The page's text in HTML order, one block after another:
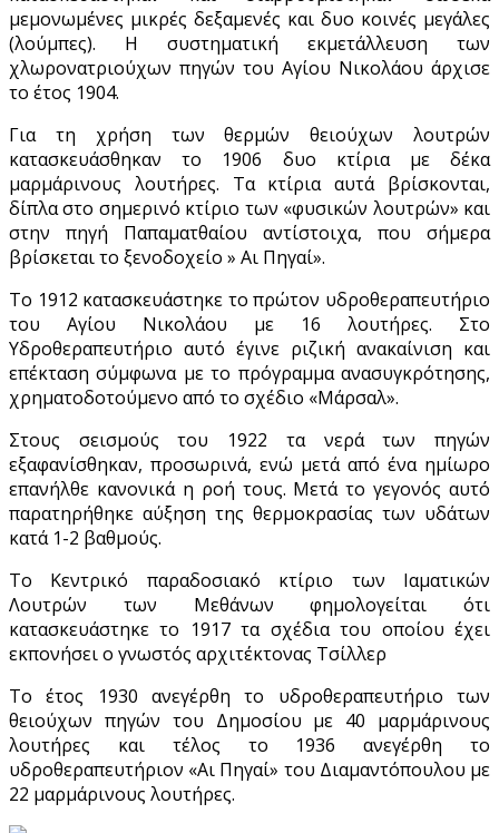
μεμονωμένες μικρές δεξαμενές και δυο κοινές μεγάλες
(λούμπες). Η συστηματική εκμετάλλευση των
χλωρονατριούχων πηγών του Αγίου Νικολάου άρχισε
το έτος 1904.
Για τη χρήση των θερμών θειούχων λουτρών
κατασκευάσθηκαν το 1906 δυο κτίρια με δέκα
μαρμάρινους λουτήρες. Τα κτίρια αυτά βρίσκονται,
δίπλα στο σημερινό κτίριο των «φυσικών λουτρών» και
στην πηγή Παπαματθαίου αντίστοιχα, που σήμερα
βρίσκεται το ξενοδοχείο » Αι Πηγαί».
Το 1912 κατασκευάστηκε το πρώτον υδροθεραπευτήριο
του Αγίου Νικολάου με 16 λουτήρες. Στο
Υδροθεραπευτήριο αυτό έγινε ριζική ανακαίνιση και
επέκταση σύμφωνα με το πρόγραμμα ανασυγκρότησης,
χρηματοδοτούμενο από το σχέδιο «Μάρσαλ».
Στους σεισμούς του 1922 τα νερά των πηγών
εξαφανίσθηκαν, προσωρινά, ενώ μετά από ένα ημίωρο
επανήλθε κανονικά η ροή τους. Μετά το γεγονός αυτό
παρατηρήθηκε αύξηση της θερμοκρασίας των υδάτων
κατά 1-2 βαθμούς.
Το Κεντρικό παραδοσιακό κτίριο των Ιαματικών
Λουτρών των Μεθάνων φημολογείται ότι
κατασκευάστηκε το 1917 τα σχέδια του οποίου έχει
εκπονήσει ο γνωστός αρχιτέκτονας Τσίλλερ
Το έτος 1930 ανεγέρθη το υδροθεραπευτήριο των
θειούχων πηγών του Δημοσίου με 40 μαρμάρινους
λουτήρες και τέλος το 1936 ανεγέρθη το
υδροθεραπευτήριον «Αι Πηγαί» του Διαμαντόπουλου με
22 μαρμάρινους λουτήρες.